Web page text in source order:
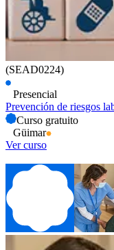
(SEAD0224)
Presencial
Prevención de riesgos
Curso gratuito
Güimar
Ver curso